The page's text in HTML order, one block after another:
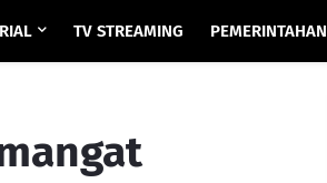
TV STREAMING PEMERINTAHAN